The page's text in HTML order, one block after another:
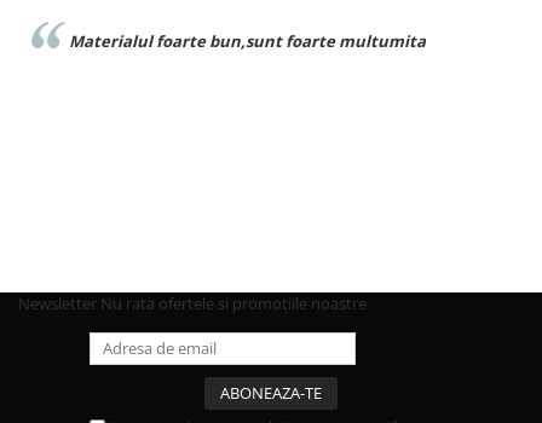
Materialul foarte bun,sunt foarte multumita
Newsletter Nu rata ofertele si promotiile noastre